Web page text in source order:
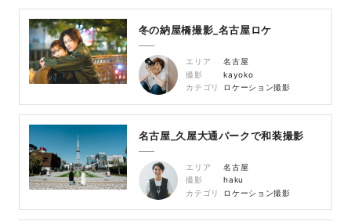
冬の納屋橋撮影_名古屋ロケ
エリア
名古屋
撮影
kayoko
カテゴリ
ロケーション撮影
名古屋_久屋大通パークで和装撮影
エリア
名古屋
撮影
haku
カテゴリ
ロケーション撮影